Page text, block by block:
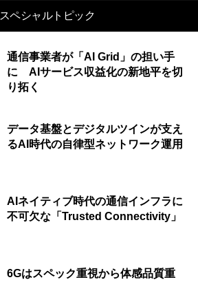
スペシャルトピック
通信事業者が「AI Grid」の担い手
に AIサービス収益化の新地平を切
り拓く
データ基盤とデジタルツインが支え
るAI時代の自律型ネットワーク運用
AIネイティブ時代の通信インフラに
不可欠な「Trusted Connectivity」
6Gはスペック重視から体感品質重